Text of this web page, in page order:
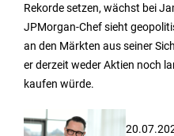
Rekorde setzen, wächst bei
JPMorgan-Chef sieht
an den Märkten aus seiner
er derzeit weder Aktien noch
kaufen würde.